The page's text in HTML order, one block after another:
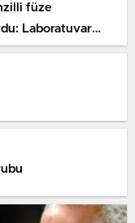
füze
Laboratuvar